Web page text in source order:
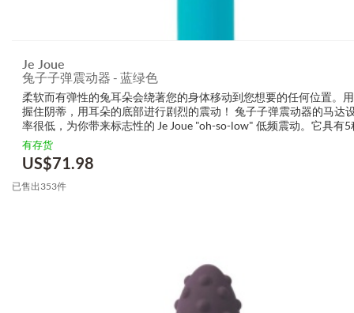
Je Joue
兔子子弹震动器 - 蓝绿色
柔软而有弹性的兔耳朵会绕著您的身体移动到您想要的任何位置。
握住阴蒂，用耳朵的底部进行剧烈的震动！ 兔子子弹震动器的马达
率很低，为你带来标志性的 Je Joue "oh-so-low" 低频震动。它具有5
和7种模式，可提供各种震动 - 从柔和到深沉的刺激。 ...
有存货
US$71.98
已售出353件